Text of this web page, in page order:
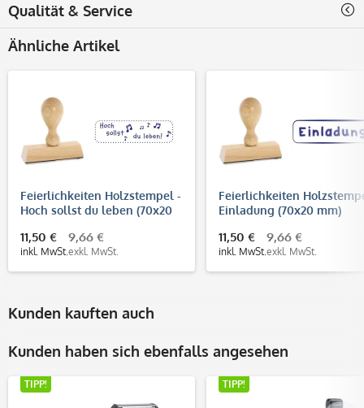
Qualität & Service
Ähnliche Artikel
Feierlichkeiten Holzstempel -
Hoch sollst du leben (70x20
11,50 €
inkl. MwSt.
9,66 €
exkl. MwSt.
Feierlichkeiten
Einladung (70x20 mm)
11,50 €
inkl. MwSt.
9,66 €
exkl. MwSt.
Kunden kauften auch
Kunden haben sich ebenfalls angesehen
TIPP! TIPP!